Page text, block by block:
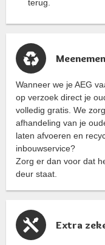
terug.
Wanneer we je AEG
op verzoek direct je
volledig gratis. We
afhandeling van je
laten afvoeren en
inbouwservice?
Zorg er dan voor dat
deur staat.
Extra